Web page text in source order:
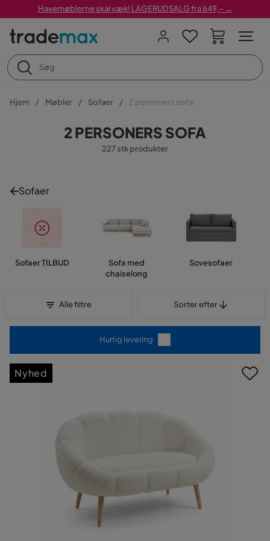
Havemøblerne skal væk! LAGERUDSALG fra 649,- →
Hjem Møbler Sofaer 2 personers sofa
2 PERSONERS SOFA
227 stk produkter
Sofaer
Sofaer TILBUD
Sofa med
chaiselong
Sovesofaer
Alle filtre Sorter efter
Hurtig levering
Nyhed